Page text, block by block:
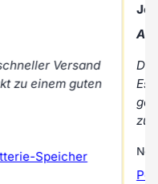
Versand
zu einem guten
Speicher
Es